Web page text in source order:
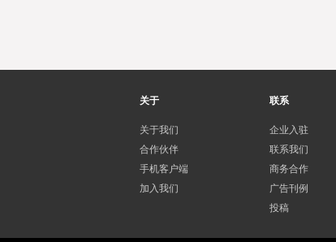
关于
关于我们
合作伙伴
手机客户端
加入我们
联系
企业入驻
联系我们
商务合作
广告刊例
投稿